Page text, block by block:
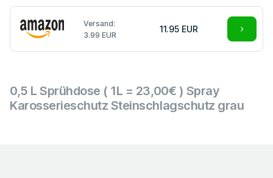
Versand:
3.99 EUR
11.95 EUR
0,5 L Sprühdose ( 1L = 23,00€ ) Spray
Karosserieschutz Steinschlagschutz grau